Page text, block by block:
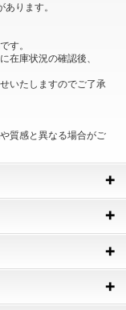
ります。
す。
在庫状況の確認後、
いたしますのでご了承
質感と異なる場合がご